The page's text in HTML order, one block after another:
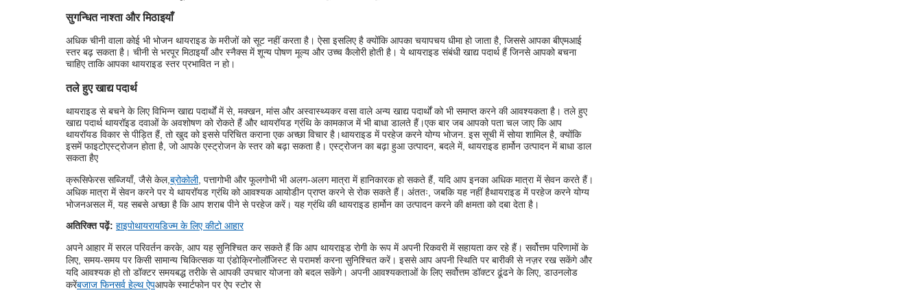
सुगन्धित नाश्ता और मिठाइयाँ
अधिक चीनी वाला कोई भी भोजन थायराइड के मरीजों को सूट नहीं करता है। ऐसा इसलिए है क्योंकि आपका चयापचय धीमा हो जाता है, जिससे आपका बीएमआई
स्तर बढ़ सकता है। चीनी से भरपूर मिठाइयाँ और स्नैक्स में शून्य पोषण मूल्य और उच्च कैलोरी होती है। ये थायराइड संबंधी खाद्य पदार्थ हैं जिनसे आपको बचना
चाहिए ताकि आपका थायराइड स्तर प्रभावित न हो।
तले हुए खाद्य पदार्थ
थायराइड से बचने के लिए विभिन्न खाद्य पदार्थों में से, मक्खन, मांस और अस्वास्थ्यकर वसा वाले अन्य खाद्य पदार्थों को भी समाप्त करने की आवश्यकता है। तले हुए
खाद्य पदार्थ थायरॉइड दवाओं के अवशोषण को रोकते हैं और थायरॉयड ग्रंथि के कामकाज में भी बाधा डालते हैं।एक बार जब आपको पता चल जाए कि आप
थायरॉयड विकार से पीड़ित हैं, तो खुद को इससे परिचित कराना एक अच्छा विचार है।थायराइड में परहेज करने योग्य भोजन . इस सूची में सोया शामिल है, क्योंकि
इसमें फाइटोएस्ट्रोजन होता है, जो आपके एस्ट्रोजन के स्तर को बढ़ा सकता है। एस्ट्रोजन का बढ़ा हुआ उत्पादन, बदले में, थायराइड हार्मोन उत्पादन में बाधा डाल
सकता हैए
क्रूसिफेरस सब्जियाँ, जैसे केल,ब्रोकोली, पत्तागोभी और फूलगोभी भी अलग-अलग मात्रा में हानिकारक हो सकते हैं, यदि आप इनका अधिक मात्रा में सेवन करते हैं।
अधिक मात्रा में सेवन करने पर ये थायरॉयड ग्रंथि को आवश्यक आयोडीन प्राप्त करने से रोक सकते हैं। अंततः, जबकि यह नहीं हैथायराइड में परहेज करने योग्य
भोजनअसल में, यह सबसे अच्छा है कि आप शराब पीने से परहेज करें। यह ग्रंथि की थायराइड हार्मोन का उत्पादन करने की क्षमता को दबा देता है।
अतिरिक्त पढ़ें: हाइपोथायरायडिज्म के लिए कीटो आहार
अपने आहार में सरल परिवर्तन करके, आप यह सुनिश्चित कर सकते हैं कि आप थायराइड रोगी के रूप में अपनी रिकवरी में सहायता कर रहे हैं। सर्वोत्तम परिणामों के
लिए, समय-समय पर किसी सामान्य चिकित्सक या एंडोक्रिनोलॉजिस्ट से परामर्श करना सुनिश्चित करें। इससे आप अपनी स्थिति पर बारीकी से नज़र रख सकेंगे और
यदि आवश्यक हो तो डॉक्टर समयबद्ध तरीके से आपकी उपचार योजना को बदल सकेंगे। अपनी आवश्यकताओं के लिए सर्वोत्तम डॉक्टर ढूंढने के लिए, डाउनलोड
करेंबजाज फिनसर्व हेल्थ ऐपआपके स्मार्टफोन पर ऐप स्टोर से